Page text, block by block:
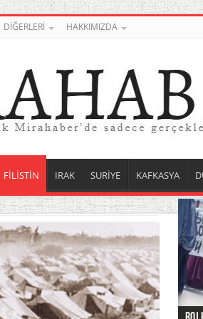
DİĞERLERİ HAKKIMIZDA
FİLİSTİN IRAK SURİYE KAFKASYA